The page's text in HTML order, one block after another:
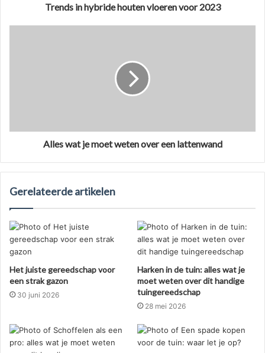
Trends in hybride houten vloeren voor 2023
Alles wat je moet weten over een lattenwand
Gerelateerde artikelen
Het juiste gereedschap voor
een strak gazon
30 juni 2026
Harken in de tuin: alles wat je
moet weten over dit handige
tuingereedschap
28 mei 2026